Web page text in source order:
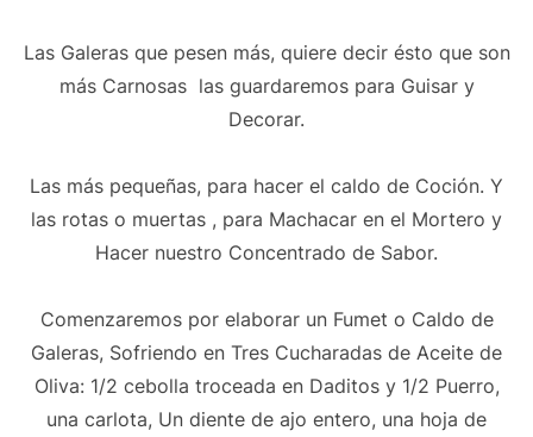
Las Galeras que pesen más, quiere decir ésto que son
más Carnosas las guardaremos para Guisar y
Decorar.
Las más pequeñas, para hacer el caldo de Coción. Y
las rotas o muertas , para Machacar en el Mortero y
Hacer nuestro Concentrado de Sabor.
Comenzaremos por elaborar un Fumet o Caldo de
Galeras, Sofriendo en Tres Cucharadas de Aceite de
Oliva: 1/2 cebolla troceada en Daditos y 1/2 Puerro,
una carlota, Un diente de ajo entero, una hoja de